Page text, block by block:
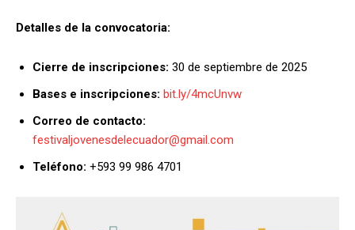
Detalles de la convocatoria:
Cierre de inscripciones: 30 de septiembre de 2025
Bases e inscripciones: bit.ly/4mcUnvw
Correo de contacto:
festivaljovenesdelecuador@gmail.com
Teléfono: +593 99 986 4701